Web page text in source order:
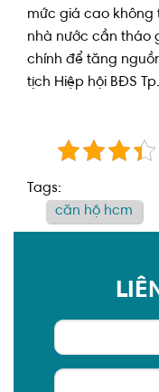
mức giá cao không
nhà nước cần tháo
chính để tăng
tịch Hiệp hội BĐS
Tags:
căn hộ hcm